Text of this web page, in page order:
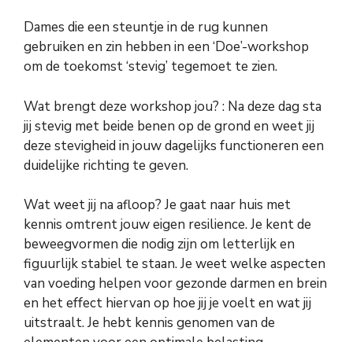
Dames die een steuntje in de rug kunnen
gebruiken en zin hebben in een ‘Doe’-workshop
om de toekomst ‘stevig’ tegemoet te zien.
Wat brengt deze workshop jou? : Na deze dag sta
jij stevig met beide benen op de grond en weet jij
deze stevigheid in jouw dagelijks functioneren een
duidelijke richting te geven.
Wat weet jij na afloop? Je gaat naar huis met
kennis omtrent jouw eigen resilience. Je kent de
beweegvormen die nodig zijn om letterlijk en
figuurlijk stabiel te staan. Je weet welke aspecten
van voeding helpen voor gezonde darmen en brein
en het effect hiervan op hoe jij je voelt en wat jij
uitstraalt. Je hebt kennis genomen van de